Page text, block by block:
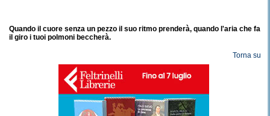
Quando il cuore senza un pezzo il suo ritmo prenderà, quando l'aria che fa
il giro i tuoi polmoni beccherà.
Torna su